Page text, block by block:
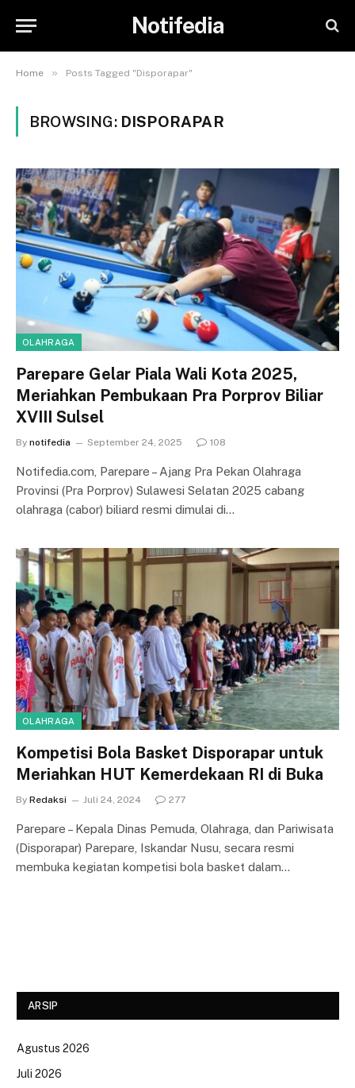
Notifedia
Home » Posts Tagged "Disporapar"
BROWSING: DISPORAPAR
OLAHRAGA
Parepare Gelar Piala Wali Kota 2025,
Meriahkan Pembukaan Pra Porprov Biliar
XVIII Sulsel
By notifedia September 24, 2025 108
Notifedia.com, Parepare – Ajang Pra Pekan Olahraga
Provinsi (Pra Porprov) Sulawesi Selatan 2025 cabang
olahraga (cabor) biliard resmi dimulai di…
OLAHRAGA
Kompetisi Bola Basket Disporapar untuk
Meriahkan HUT Kemerdekaan RI di Buka
By Redaksi Juli 24, 2024 277
Parepare – Kepala Dinas Pemuda, Olahraga, dan Pariwisata
(Disporapar) Parepare, Iskandar Nusu, secara resmi
membuka kegiatan kompetisi bola basket dalam…
ARSIP
Agustus 2026
Juli 2026